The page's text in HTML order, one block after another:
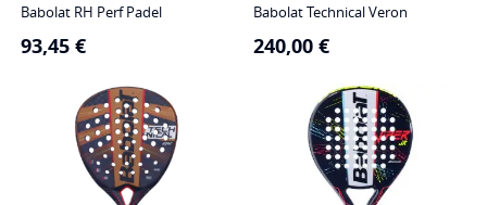
Babolat RH Perf Padel
93,45 €
Babolat Technical Veron
240,00 €